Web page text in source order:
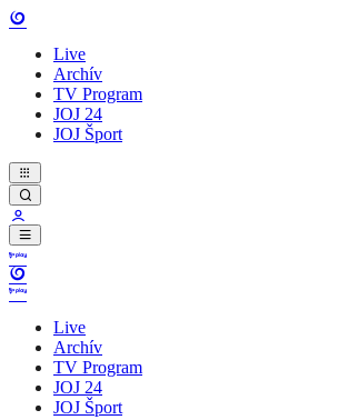
Live
Archív
TV Program
JOJ 24
JOJ Šport
Live
Archív
TV Program
JOJ 24
JOJ Šport